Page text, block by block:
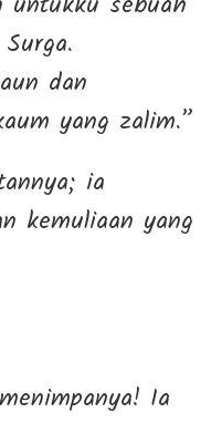
dan
yang zalim.”
ia
kemuliaan yang
Ia